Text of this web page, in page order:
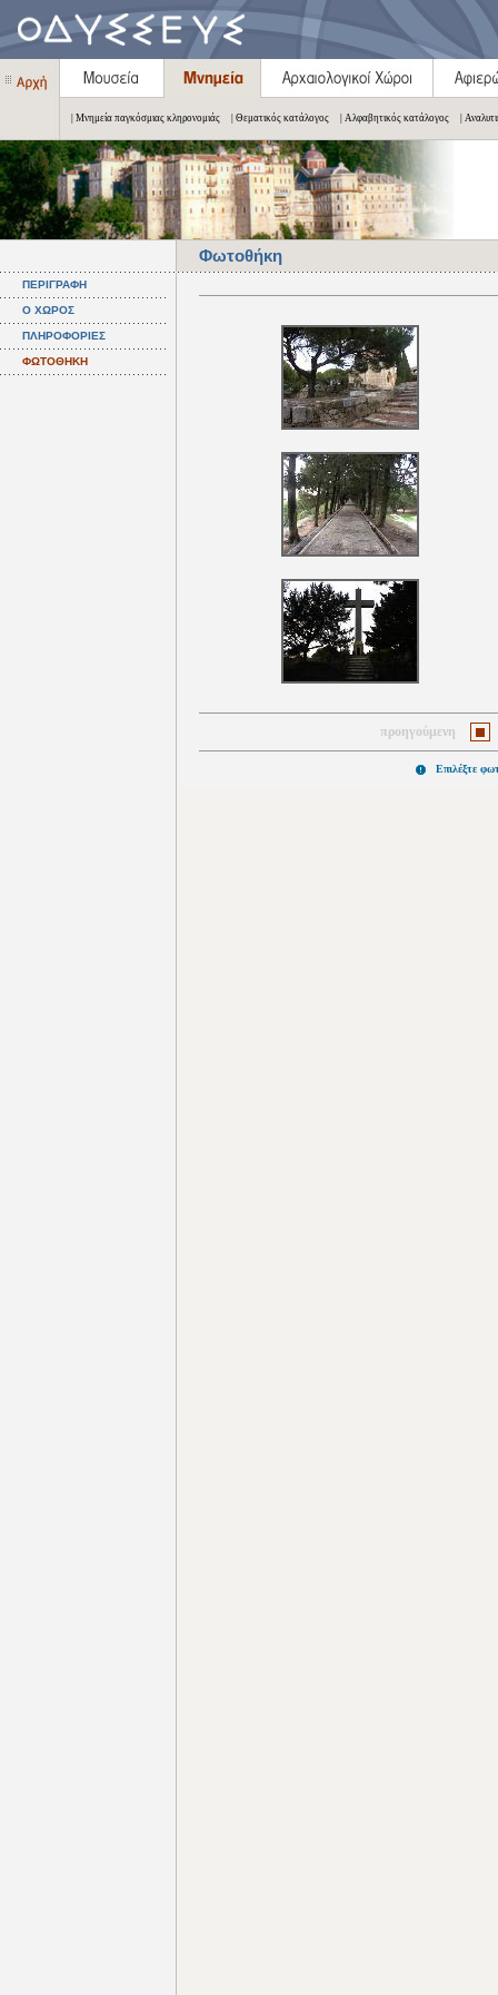
| Μνημεία παγκόσμιας κληρονομιάς | Θεματικός κατάλογος | Αλφαβητικός κατάλογος |
Φωτοθήκη
ΠΕΡΙΓΡΑΦΗ
Ο ΧΩΡΟΣ
ΠΛΗΡΟΦΟΡΙΕΣ
ΦΩΤΟΘΗΚΗ
προηγούμενη
Επιλέξτε